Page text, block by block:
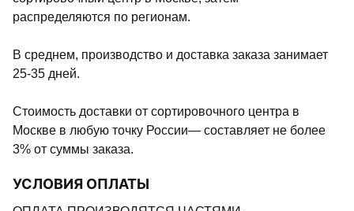
распределяются по регионам.
В среднем, производство и доставка заказа занимает
25-35 дней.
Стоимость доставки от сортировочного центра в
Москве в любую точку России— составляет не более
3% от суммы заказа.
УСЛОВИЯ ОПЛАТЫ